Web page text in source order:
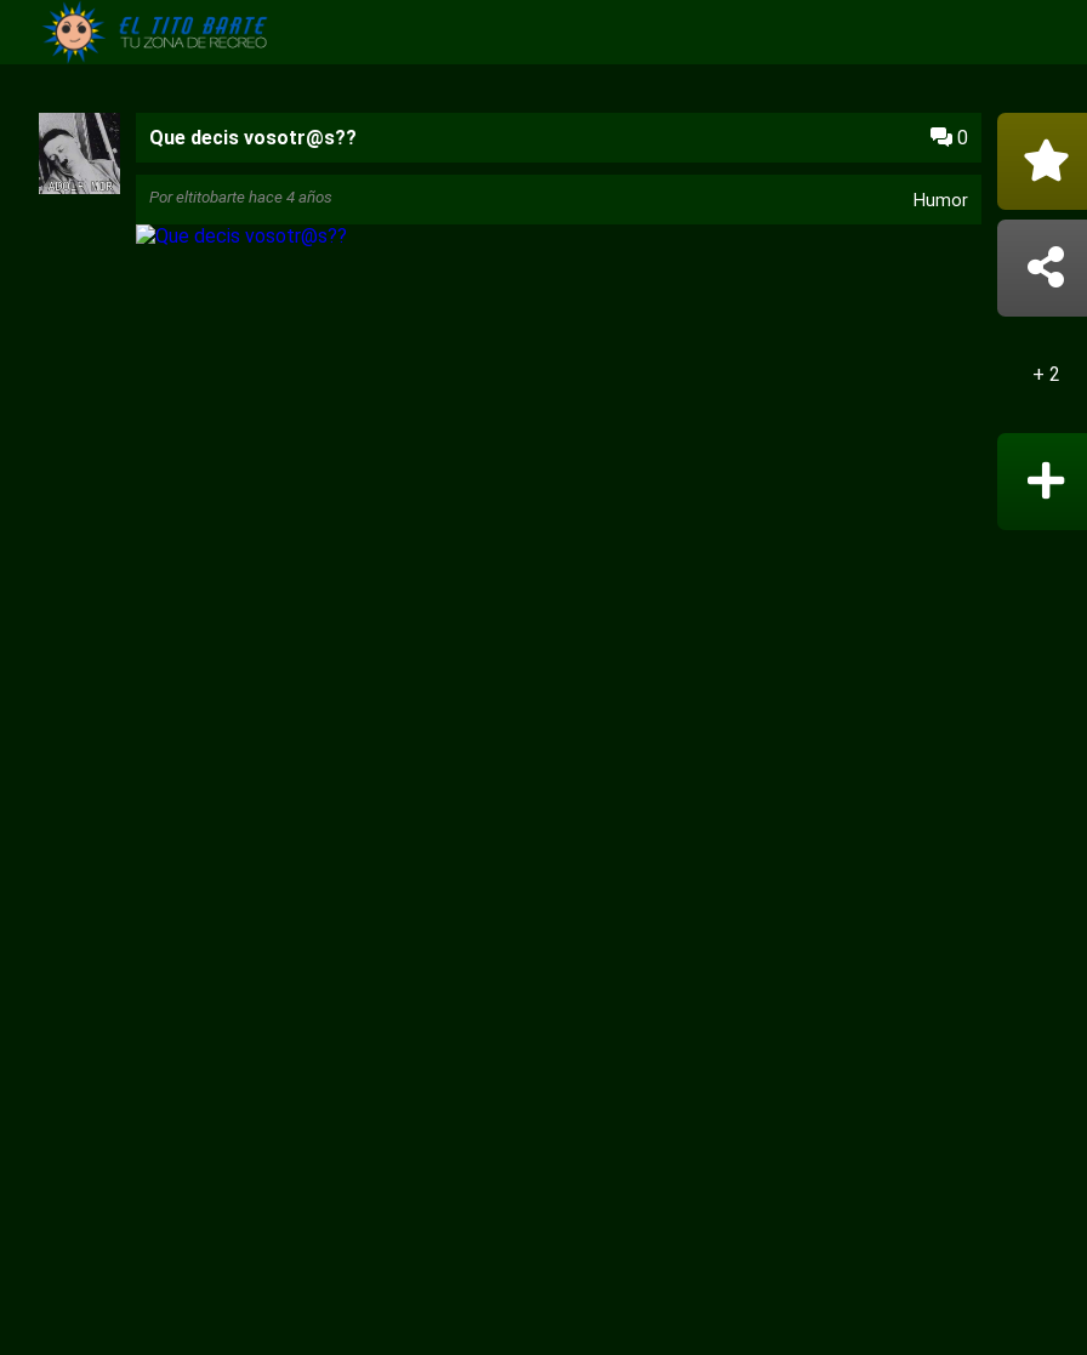
Que decis vosotr@s?? 0
Poreltitobartehace 4 años Humor
+ 2